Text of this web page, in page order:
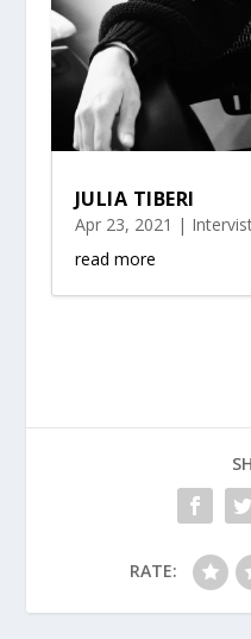
JULIA TIBERI
Apr 23, 2021 |
read more
RATE: